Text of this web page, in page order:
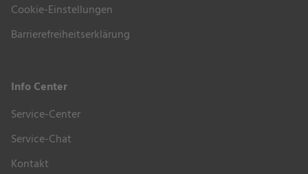
Cookie-Einstellungen
Barrierefreiheitserklärung
Info Center
Service-Center
Service-Chat
Kontakt